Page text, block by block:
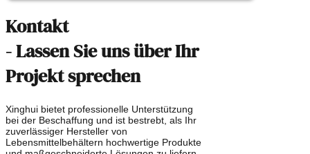
Kontakt
- Lassen Sie uns über Ihr
Projekt sprechen
Xinghui bietet professionelle Unterstützung
bei der Beschaffung und ist bestrebt, als Ihr
zuverlässiger Hersteller von
Lebensmittelbehältern hochwertige Produkte